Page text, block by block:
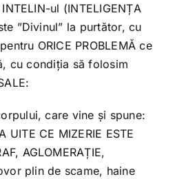
ul (INTELIGENȚA
”Divinul” la purtător, cu
ORICE PROBLEMĂ ce
cu condiția să folosim
care vine și spune:
UITE CE MIZERIE ESTE
AGLOMERAȚIE,
plin de scame, haine